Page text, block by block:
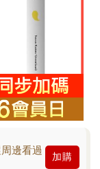
邊看過
加購